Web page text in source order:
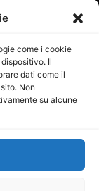
come i cookie
Il
dati come il
Non
su alcune
a r.l. è